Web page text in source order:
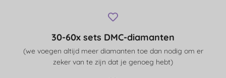
30-60x sets DMC-diamanten
(we voegen altijd meer diamanten toe dan nodig om er
zeker van te zijn dat je genoeg hebt)